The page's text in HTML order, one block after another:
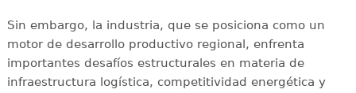
Sin embargo, la industria, que se posiciona como un
motor de desarrollo productivo regional, enfrenta
importantes desafíos estructurales en materia de
infraestructura logística, competitividad energética y